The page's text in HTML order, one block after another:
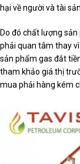
hại về người và tài sản.
Do đó chất lượng
phải quan tâm thay
sản phẩm gas đắt
tham khảo giá thị
mua phải hàng kém